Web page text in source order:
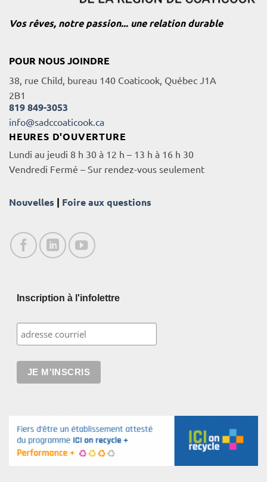
Vos rêves, notre passion... une relation durable
POUR NOUS JOINDRE
38, rue Child, bureau 140 Coaticook, Québec J1A
2B1
819 849-3053
info@sadccoaticook.ca
HEURES D'OUVERTURE
Lundi au jeudi 8 h 30 à 12 h – 13 h à 16 h 30
Vendredi Fermé – Sur rendez-vous seulement
Nouvelles | Foire aux questions
Inscription à l'infolettre